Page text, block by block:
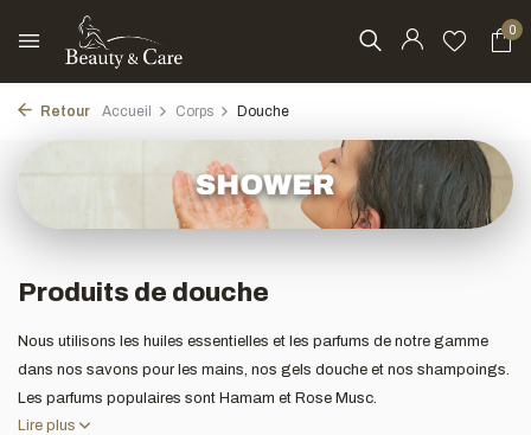
0
Retour Accueil Corps Douche
Produits de douche
Nous utilisons les huiles essentielles et les parfums de notre gamme
dans nos savons pour les mains, nos gels douche et nos shampoings.
Les parfums populaires sont Hamam et Rose Musc.
Lire plus